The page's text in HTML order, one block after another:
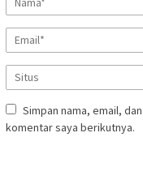
Simpan nama, email,
komentar saya berikutnya.